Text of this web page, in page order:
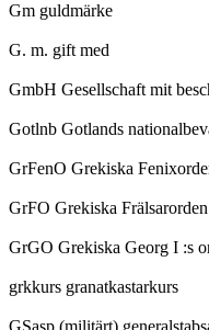
Gm guldmärke
G. m. gift med
GmbH Gesellschaft mit
Gotlnb Gotlands
GrFenO Grekiska
GrFO Grekiska Frälsarorden
GrGO Grekiska Georg I :s
grkkurs granatkastarkurs
GSasp (militärt)